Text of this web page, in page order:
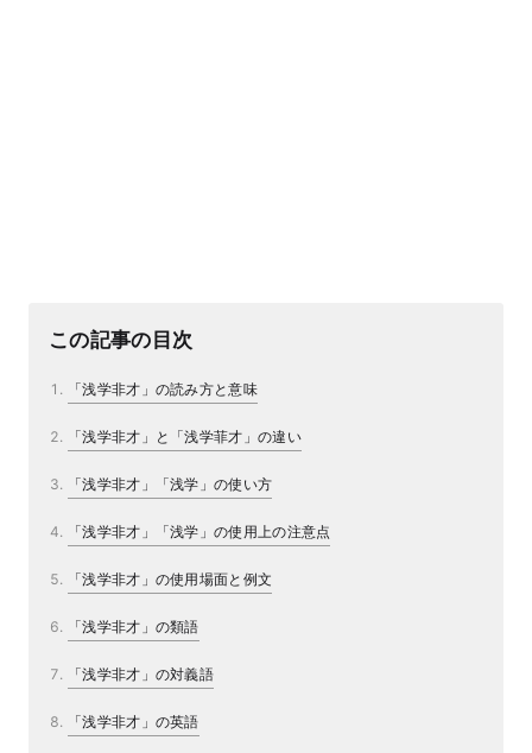
この記事の目次
「浅学非才」の読み方と意味
「浅学非才」と「浅学菲才」の違い
「浅学非才」「浅学」の使い方
「浅学非才」「浅学」の使用上の注意点
「浅学非才」の使用場面と例文
「浅学非才」の類語
「浅学非才」の対義語
「浅学非才」の英語